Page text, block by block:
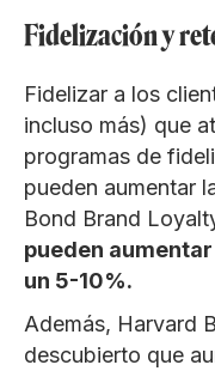
Fidelización y
Fidelizar a los
incluso más) que
programas de
pueden aumentar
Bond Brand
pueden
un 5-10%.
Además, Harvard
descubierto que